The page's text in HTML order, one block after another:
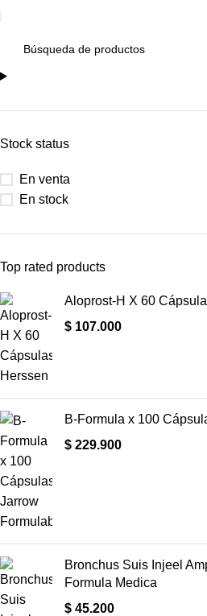
Stock status
En venta
En stock
Top rated products
Aloprost-H X 60
$ 107.000
B-Formula x 100
$ 229.900
Bronchus Suis Injeel
Formula Medica
$ 45.200